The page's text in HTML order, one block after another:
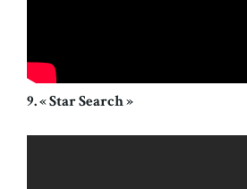
9. « Star Search »